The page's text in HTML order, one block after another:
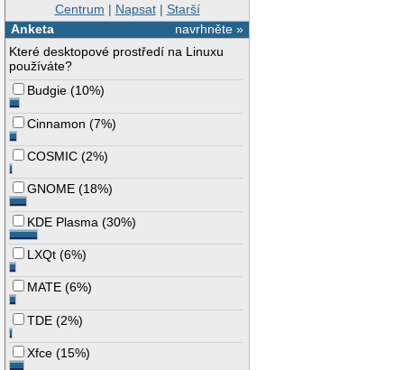
Centrum | Napsat| Starší
navrhněte »
Anketa
Které desktopové prostředí na Linuxu
používáte?
Budgie (10%)
Cinnamon (7%)
COSMIC (2%)
GNOME (18%)
KDE Plasma (30%)
LXQt (6%)
MATE (6%)
TDE (2%)
Xfce (15%)